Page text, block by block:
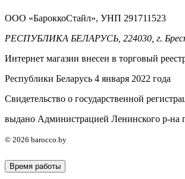
ООО «БароккоСтайл», УНП 291711523
РЕСПУБЛИКА БЕЛАРУСЬ, 224030, г.
Интернет магазин внесен в торговый
Республики Беларусь 4 января 2022 года
Свидетельство о государственной
выдано Администрацией Ленинского р-на
© 2026 barocco.by
Время работы